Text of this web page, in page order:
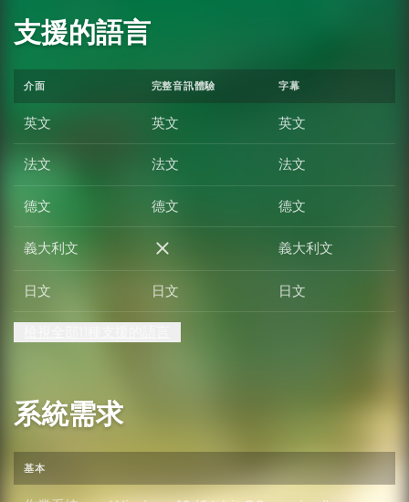
支援的語言
介面 完整音訊體驗 字幕
英文 英文 英文
法文 法文 法文
德文 德文 德文
義大利文 義大利文 義大利文
日文 日文 日文
系統需求
基本